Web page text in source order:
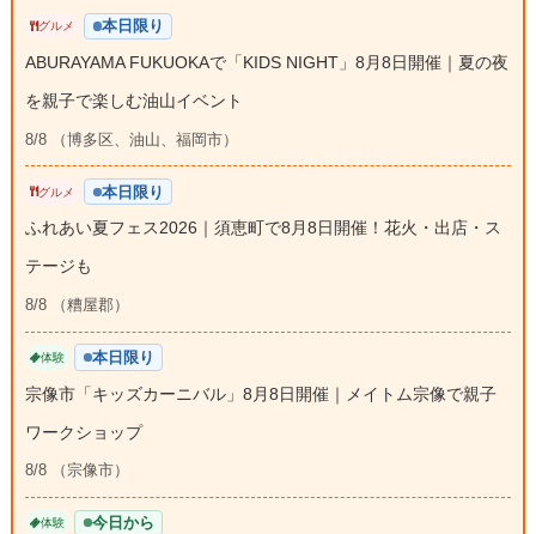
グルメ 本日限り
ABURAYAMA FUKUOKAで「KIDS NIGHT」8月8日開催｜夏の夜
を親子で楽しむ油山イベント
8/8 （博多区、油山、福岡市）
グルメ 本日限り
ふれあい夏フェス2026｜須恵町で8月8日開催！花火・出店・ス
テージも
8/8 （糟屋郡）
体験 本日限り
宗像市「キッズカーニバル」8月8日開催｜メイトム宗像で親子
ワークショップ
8/8 （宗像市）
体験 今日から